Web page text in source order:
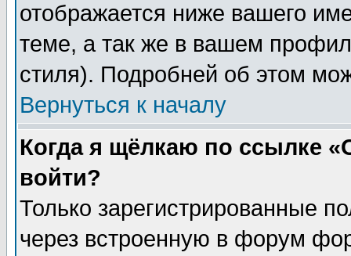
отображается ниже вашего
теме, а так же в вашем
стиля). Подробней об этом
Вернуться к началу
Когда я щёлкаю по ссылке
войти?
Только зарегистрированные
через встроенную в форум